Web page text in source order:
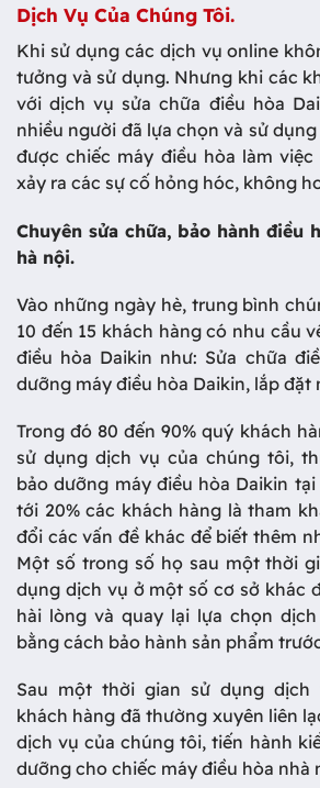
Dịch Vụ Của Chúng Tôi.
Khi sử dụng các dịch vụ online
tưởng và sử dụng. Nhưng khi các
với dịch vụ sửa chữa điều hòa
nhiều người đã lựa chọn và sử
được chiếc máy điều hòa làm
xảy ra các sự cố hỏng hóc, không
Chuyên sửa chữa, bảo hành điều
hà nội.
Vào những ngày hè, trung bình
10 đến 15 khách hàng có nhu cầu
điều hòa Daikin như: Sửa chữa
dưỡng máy điều hòa Daikin, lắp đặt
Trong đó 80 đến 90% quý khách
sử dụng dịch vụ của chúng tôi,
bảo dưỡng máy điều hòa Daikin
tới 20% các khách hàng là tham
đổi các vấn đề khác để biết thêm
Một số trong số họ sau một thời
dụng dịch vụ ở một số cơ sở khác
hài lòng và quay lại lựa chọn
bằng cách bảo hành sản phẩm
Sau một thời gian sử dụng dịch
khách hàng đã thường xuyên liên
dịch vụ của chúng tôi, tiến hành
dưỡng cho chiếc máy điều hòa nhà